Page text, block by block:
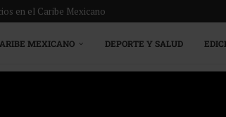
en el Caribe Mexicano
MEXICANO DEPORTE Y SALUD